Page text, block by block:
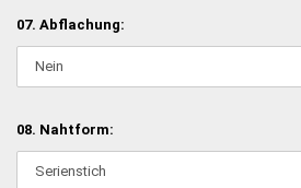
07. Abflachung:
08. Nahtform: